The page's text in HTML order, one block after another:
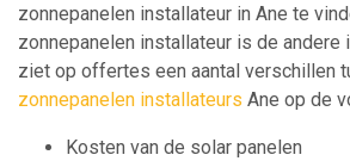
zonnepanelen installateur in Ane te
zonnepanelen installateur is de andere
ziet op offertes een aantal verschillen
zonnepanelen installateurs Ane op de
Kosten van de solar panelen